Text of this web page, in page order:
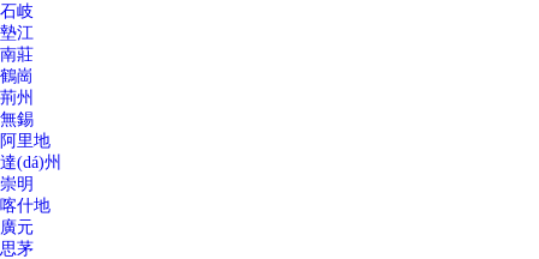
石岐
墊江
南莊
鶴崗
荊州
無錫
阿里地
達(dá)州
崇明
喀什地
廣元
思茅